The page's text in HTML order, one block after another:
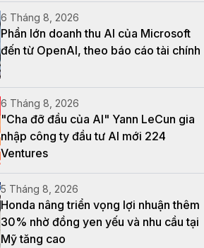
6 Tháng 8, 2026
Phần lớn doanh thu AI của Microsoft
đến từ OpenAI, theo báo cáo tài chính
6 Tháng 8, 2026
"Cha đỡ đầu của AI" Yann LeCun gia
nhập công ty đầu tư AI mới 224
Ventures
5 Tháng 8, 2026
Honda nâng triển vọng lợi nhuận thêm
30% nhờ đồng yen yếu và nhu cầu tại
Mỹ tăng cao